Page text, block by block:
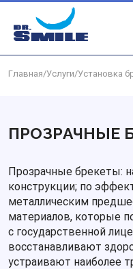
Перейти к основному
Главная/Услуги/Установка
ПРОЗРАЧНЫЕ
Прозрачные брекеты:
конструкции; по
металлическим
материалов, которые
с государственной
восстанавливают
устраивают наиболее